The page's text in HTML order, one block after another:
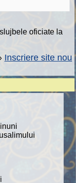
oficiate la
Inscriere site nou